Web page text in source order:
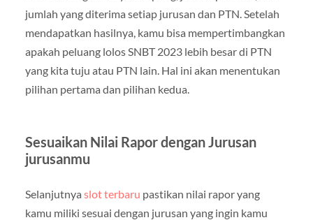
jumlah yang diterima setiap jurusan dan PTN. Setelah
mendapatkan hasilnya, kamu bisa mempertimbangkan
apakah peluang lolos SNBT 2023 lebih besar di PTN
yang kita tuju atau PTN lain. Hal ini akan menentukan
pilihan pertama dan pilihan kedua.
Sesuaikan Nilai Rapor dengan Jurusan
jurusanmu
Selanjutnya slot terbaru pastikan nilai rapor yang
kamu miliki sesuai dengan jurusan yang ingin kamu